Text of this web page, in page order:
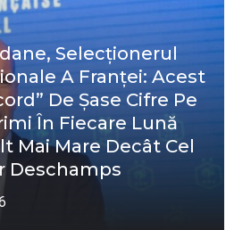
Selecționerul
A Franței: Acest
De Șase Cifre Pe
În Fiecare Lună
Mai Mare Decât Cel
Deschamps